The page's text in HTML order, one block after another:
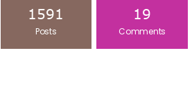
1591
Posts
19
Comments